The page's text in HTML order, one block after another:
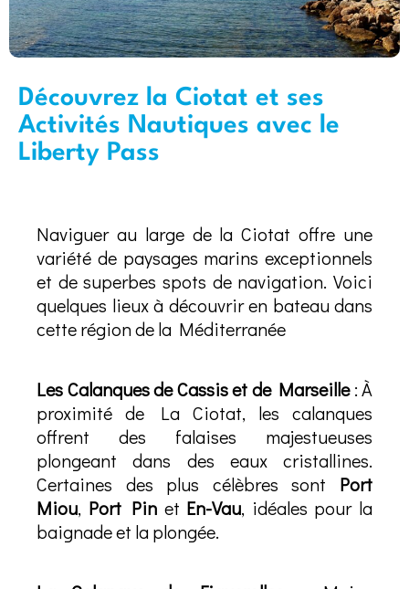
Découvrez la Ciotat et ses
Activités Nautiques avec le
Liberty Pass
Naviguer au large de la Ciotat offre une
variété de paysages marins exceptionnels
et de superbes spots de navigation. Voici
quelques lieux à découvrir en bateau dans
cette région de la Méditerranée
Les Calanques de Cassis et de Marseille: À
proximité de La Ciotat, les calanques
offrent des falaises majestueuses
plongeant dans des eaux cristallines.
Certaines des plus célèbres sont Port
Miou, Port Pin et En-Vau, idéales pour la
baignade et la plongée.